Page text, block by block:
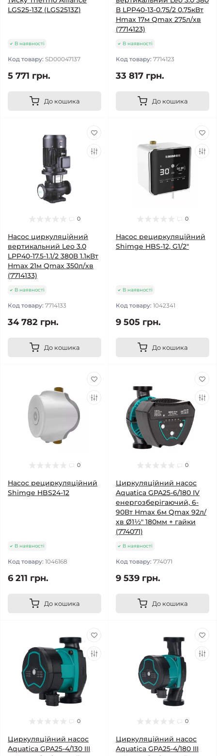
LGS25-13Z (LGS2513Z)
В наявності
Код товару: SD00047137
5 771 грн.
До кошика
В LPP40-13-0.75/2 0.75кВт
Hmax 17м Qmax 275л/хв
(7714123)
В наявності
Код товару: 7714123
33 817 грн.
До кошика
0
Насос циркуляційний
вертикальний Leo 3.0
LPP40-17.5-1.1/2 380В 1.1кВт
Hmax 21м Qmax 350л/хв
(7714133)
В наявності
Код товару: 7714133
34 782 грн.
До кошика
0
Насос рециркуляційний
Shimge HBS-12, G1/2"
В наявності
Код товару: 1042341
9 505 грн.
До кошика
0
Насос рециркуляційний
Shimge HBS24-12
В наявності
Код товару: 1046168
6 211 грн.
До кошика
0
Циркуляційний насос
Aquatica GPA25-6/180 IV
енергозберігаючий, 6-
90Вт Hmax 6м Qmax 92л/
хв Ø1½" 180мм + гайки
(774071)
В наявності
Код товару: 774071
9 539 грн.
До кошика
0
Циркуляційний насос
Aquatica GPA25-4/130 III
0
Циркуляційний насос
Aquatica GPA25-4/180 III